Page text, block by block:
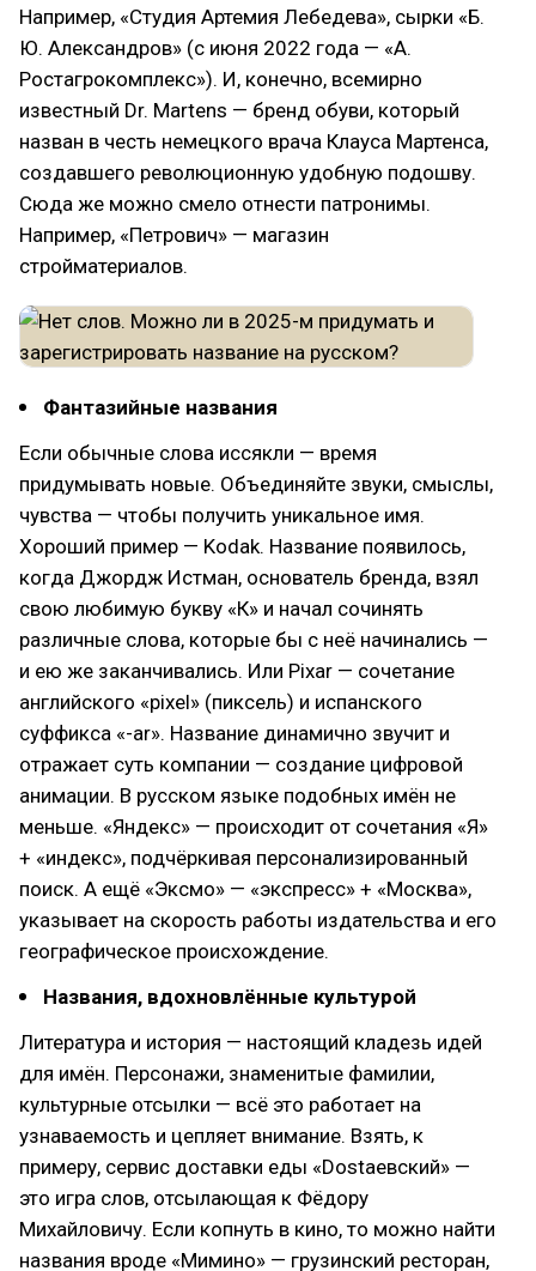
Например, «Студия Артемия Лебедева», сырки «Б.
Ю. Александров» (с июня 2022 года — «А.
Ростагрокомплекс»). И, конечно, всемирно
известный Dr. Martens — бренд обуви, который
назван в честь немецкого врача Клауса Мартенса,
создавшего революционную удобную подошву.
Сюда же можно смело отнести патронимы.
Например, «Петрович» — магазин
стройматериалов.
Фантазийные названия
Если обычные слова иссякли — время
придумывать новые. Объединяйте звуки, смыслы,
чувства — чтобы получить уникальное имя.
Хороший пример — Kodak. Название появилось,
когда Джордж Истман, основатель бренда, взял
свою любимую букву «К» и начал сочинять
различные слова, которые бы с неё начинались —
и ею же заканчивались. Или Pixar — сочетание
английского «pixel» (пиксель) и испанского
суффикса «-ar». Название динамично звучит и
отражает суть компании — создание цифровой
анимации. В русском языке подобных имён не
меньше. «Яндекс» — происходит от сочетания «Я»
+ «индекс», подчёркивая персонализированный
поиск. А ещё «Эксмо» — «экспресс» + «Москва»,
указывает на скорость работы издательства и его
географическое происхождение.
Названия, вдохновлённые культурой
Литература и история — настоящий кладезь идей
для имён. Персонажи, знаменитые фамилии,
культурные отсылки — всё это работает на
узнаваемость и цепляет внимание. Взять, к
примеру, сервис доставки еды «Dostaевский» —
это игра слов, отсылающая к Фёдору
Михайловичу. Если копнуть в кино, то можно найти
названия вроде «Мимино» — грузинский ресторан,